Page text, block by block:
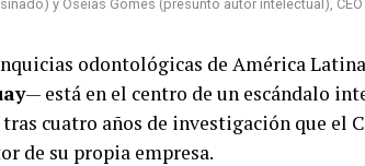
y Oséias Gomes (presunto autor intelectual),
odontológicas de América
— está en el centro de un escándalo
tras cuatro años de investigación que el
de su propia empresa.